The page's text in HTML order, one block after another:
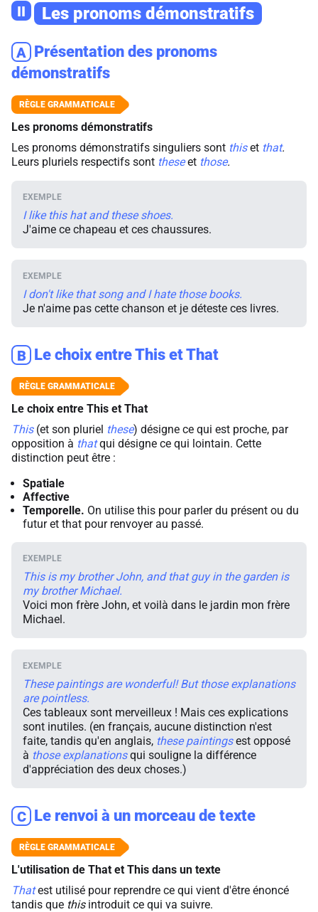
II Les pronoms démonstratifs
A Présentation des pronoms
démonstratifs
Les pronoms démonstratifs
Les pronoms démonstratifs singuliers sont thiset that.
Leurs pluriels respectifs sont theseet those.
I like this hat and these shoes.
J'aime ce chapeau et ces chaussures.
I don't like that song and I hate those books.
Je n'aime pas cette chanson et je déteste ces livres.
B Le choix entre This et That
Le choix entre This et That
This(et son pluriel these) désigne ce qui est proche, par
opposition à that qui désigne ce qui lointain. Cette
distinction peut être :
Spatiale
Affective
Temporelle. On utilise this pour parler du présent ou du
futur et that pour renvoyer au passé.
This is my brother John, and that guy in the garden is
my brother Michael.
Voici mon frère John, et voilà dans le jardin mon frère
Michael.
These paintings are wonderful! But those explanations
are pointless.
Ces tableaux sont merveilleux ! Mais ces explications
sont inutiles. (en français, aucune distinction n'est
faite, tandis qu'en anglais, these paintingsest opposé
à those explanations qui souligne la différence
d'appréciation des deux choses.)
C Le renvoi à un morceau de texte
L'utilisation de That et This dans un texte
Thatest utilisé pour reprendre ce qui vient d'être énoncé
tandis que thisintroduit ce qui va suivre.